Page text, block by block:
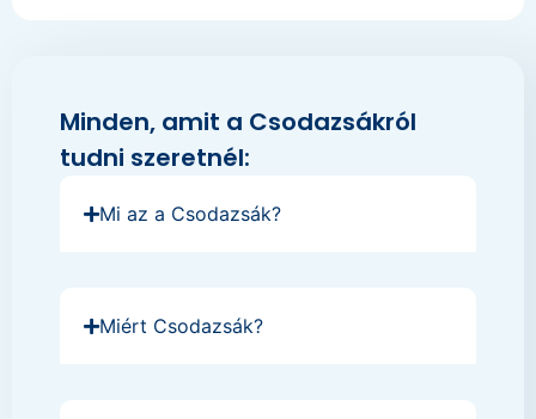
Minden, amit a Csodazsákról
tudni szeretnél:
Mi az a Csodazsák?
Miért Csodazsák?